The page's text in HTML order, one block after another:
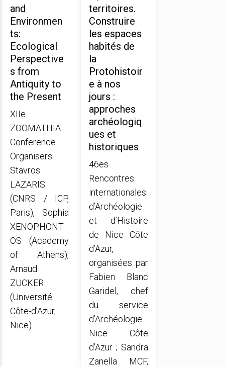
and
Environmen
ts:
Ecological
Perspective
s from
Antiquity to
the Present
XIIe
ZOOMATHIA
Conference –
Organisers:
Stavros
LAZARIS
(CNRS / ICP,
Paris), Sophia
XENOPHONT
OS (Academy
of Athens),
Arnaud
ZUCKER
(Université
Côte-d’Azur,
Nice)
territoires.
Construire
les espaces
habités de
la
Protohistoir
e à nos
jours :
approches
archéologiq
ues et
historiques
46es
Rencontres
internationales
d’Archéologie
et d’Histoire
de Nice Côte
d’Azur,
organisées par
Fabien Blanc
Garidel, chef
du service
d’Archéologie
Nice Côte
d’Azur ; Sandra
Zanella MCF,